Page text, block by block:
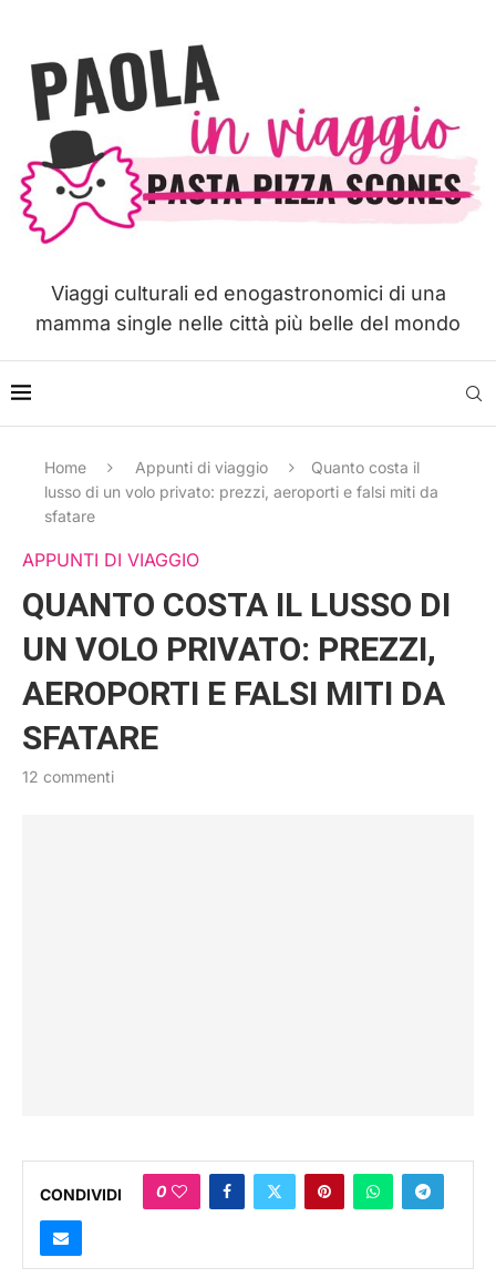
Viaggi culturali ed enogastronomici di una
mamma single nelle città più belle del mondo
Home Appunti di viaggio
Quanto costa il
lusso di un volo privato: prezzi, aeroporti e falsi miti da
sfatare
APPUNTI DI VIAGGIO
QUANTO COSTA IL LUSSO DI
UN VOLO PRIVATO: PREZZI,
AEROPORTI E FALSI MITI DA
SFATARE
12 commenti
CONDIVIDI 0